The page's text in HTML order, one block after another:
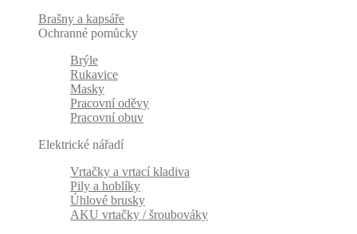
Brašny a kapsáře
Ochranné pomůcky
Brýle
Rukavice
Masky
Pracovní oděvy
Pracovní obuv
Elektrické nářadí
Vrtačky a vrtací kladiva
Pily a hoblíky
Úhlové brusky
AKU vrtačky / šroubováky